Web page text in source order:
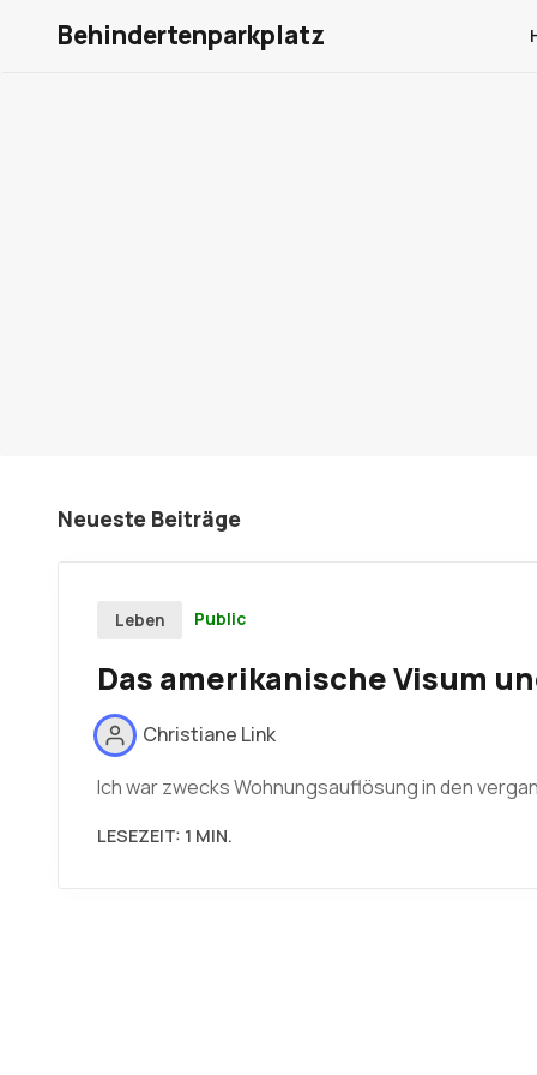
Behindertenparkplatz
Neueste Beiträge
Leben Public
Das amerikanische Visum
Christiane Link
Ich war zwecks Wohnungsauflösung in den
LESEZEIT: 1 MIN.